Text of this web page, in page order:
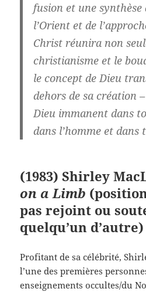
fusion et une synthèse
l’Orient et de
Christ réunira non
christianisme et le
le concept de Dieu
dehors de sa création
Dieu immanent dans
dans l’homme et
(1983) Shirley
on a Limb
pas rejoint ou
quelqu’un d’autre)
Profitant de sa célébrité,
l’une des premières
enseignements occultes/du